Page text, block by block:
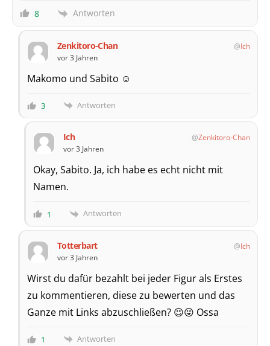
8 Antworten
Zenkitoro-Chan
Ich
vor 3 Jahren
Makomo und Sabito ☺️
3 Antworten
Ich
Zenkitoro-Chan
vor 3 Jahren
Okay, Sabito. Ja, ich habe es echt nicht mit
Namen.
1 Antworten
Totterbart
Ich
vor 3 Jahren
Wirst du dafür bezahlt bei jeder Figur als Erstes
zu kommentieren, diese zu bewerten und das
Ganze mit Links abzuschließen? 😉😜 Ossa
1 Antworten